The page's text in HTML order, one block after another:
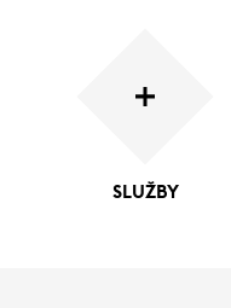
SLUŽBY